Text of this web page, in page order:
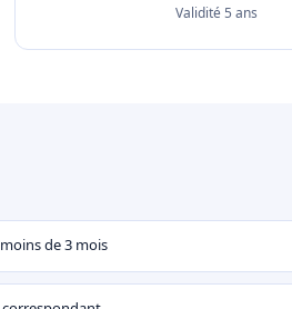
Validité 5 ans
de 3 mois